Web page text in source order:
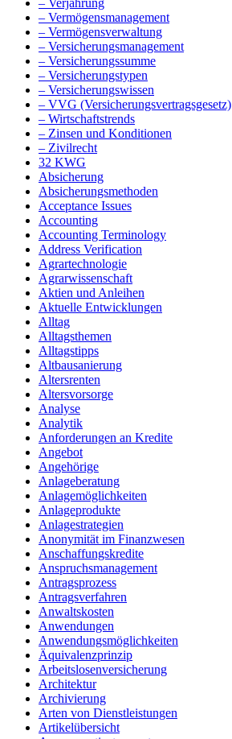
– Verjährung
– Vermögensmanagement
– Vermögensverwaltung
– Versicherungsmanagement
– Versicherungssumme
– Versicherungstypen
– Versicherungswissen
– VVG (Versicherungsvertragsgesetz)
– Wirtschaftstrends
– Zinsen und Konditionen
– Zivilrecht
32 KWG
Absicherung
Absicherungsmethoden
Acceptance Issues
Accounting
Accounting Terminology
Address Verification
Agrartechnologie
Agrarwissenschaft
Aktien und Anleihen
Aktuelle Entwicklungen
Alltag
Alltagsthemen
Alltagstipps
Altbausanierung
Altersrenten
Altersvorsorge
Analyse
Analytik
Anforderungen an Kredite
Angebot
Angehörige
Anlageberatung
Anlagemöglichkeiten
Anlageprodukte
Anlagestrategien
Anonymität im Finanzwesen
Anschaffungskredite
Anspruchsmanagement
Antragsprozess
Antragsverfahren
Anwaltskosten
Anwendungen
Anwendungsmöglichkeiten
Äquivalenzprinzip
Arbeitslosenversicherung
Architektur
Archivierung
Arten von Dienstleistungen
Artikelübersicht